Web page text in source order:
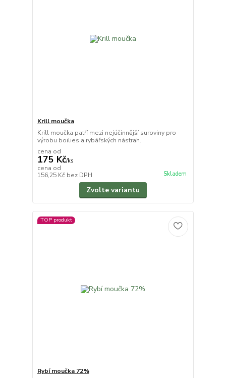
Krill moučka
Krill moučka patří mezi nejúčinnější suroviny pro
výrobu boilies a rybářských nástrah.
cena od
175 Kč/ks
cena od
156,25 Kč bez DPH Skladem
Zvolte variantu
TOP produkt
Rybí moučka 72%